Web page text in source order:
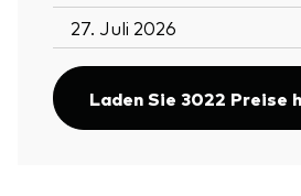
27. Juli 2026
Laden Sie 3022 Preise